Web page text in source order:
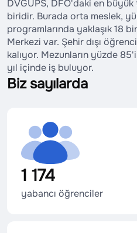
DVGUPS, DFO'daki en
biridir. Burada orta meslek,
programlarında yaklaşık 18
Merkezi var. Şehir dışı
kalıyor. Mezunların yüzde
yıl içinde iş buluyor.
Biz sayılarda
1 174
yabancı öğrenciler